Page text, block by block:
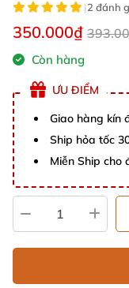
|2 đánh
350.000₫
Còn hàng
ƯU ĐIỂM
Giao hàng kín
Ship hỏa tốc
Miễn Ship cho